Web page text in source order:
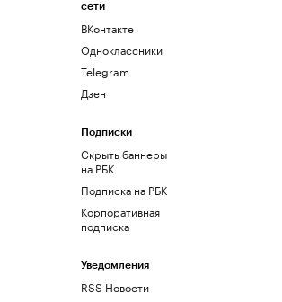
сети
ВКонтакте
Одноклассники
Telegram
Дзен
Подписки
Скрыть баннеры
на РБК
Подписка на РБК
Корпоративная
подписка
Уведомления
RSS Новости